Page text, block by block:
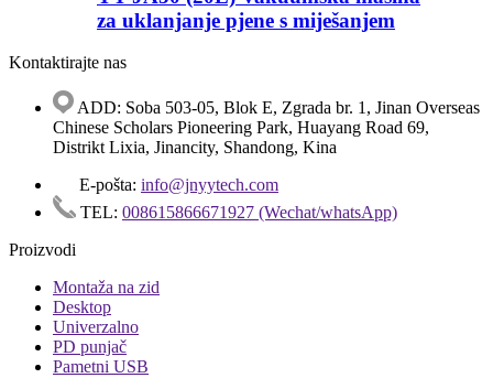
za uklanjanje pjene s miješanjem
Kontaktirajte nas
ADD: Soba 503-05, Blok E, Zgrada br. 1, Jinan Overseas
Chinese Scholars Pioneering Park, Huayang Road 69,
Distrikt Lixia, Jinancity, Shandong, Kina
E-pošta: info@jnyytech.com
TEL: 008615866671927 (Wechat/whatsApp)
Proizvodi
Montaža na zid
Desktop
Univerzalno
PD punjač
Pametni USB